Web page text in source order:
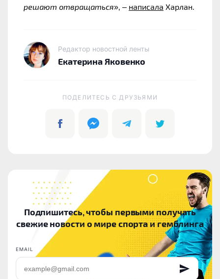
решают отвращаться», – написала Харлан.
Редактор новостной ленты
Екатерина Яковенко
ПОДЕЛИТЕСЬ C ДРУЗЬЯМИ
Подпишитесь, чтобы первыми получать
свежие новости о мире спорта и гемблинга
EMAIL